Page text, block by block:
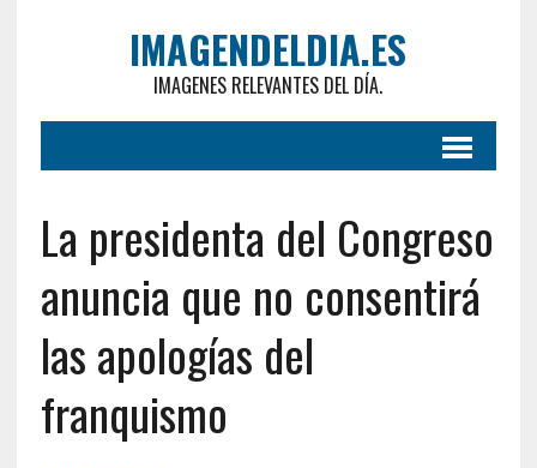
IMAGENDELDIA.ES
IMAGENES RELEVANTES DEL DÍA.
La presidenta del Congreso
anuncia que no consentirá
las apologías del
franquismo